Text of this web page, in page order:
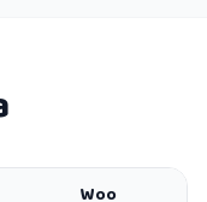
Woo